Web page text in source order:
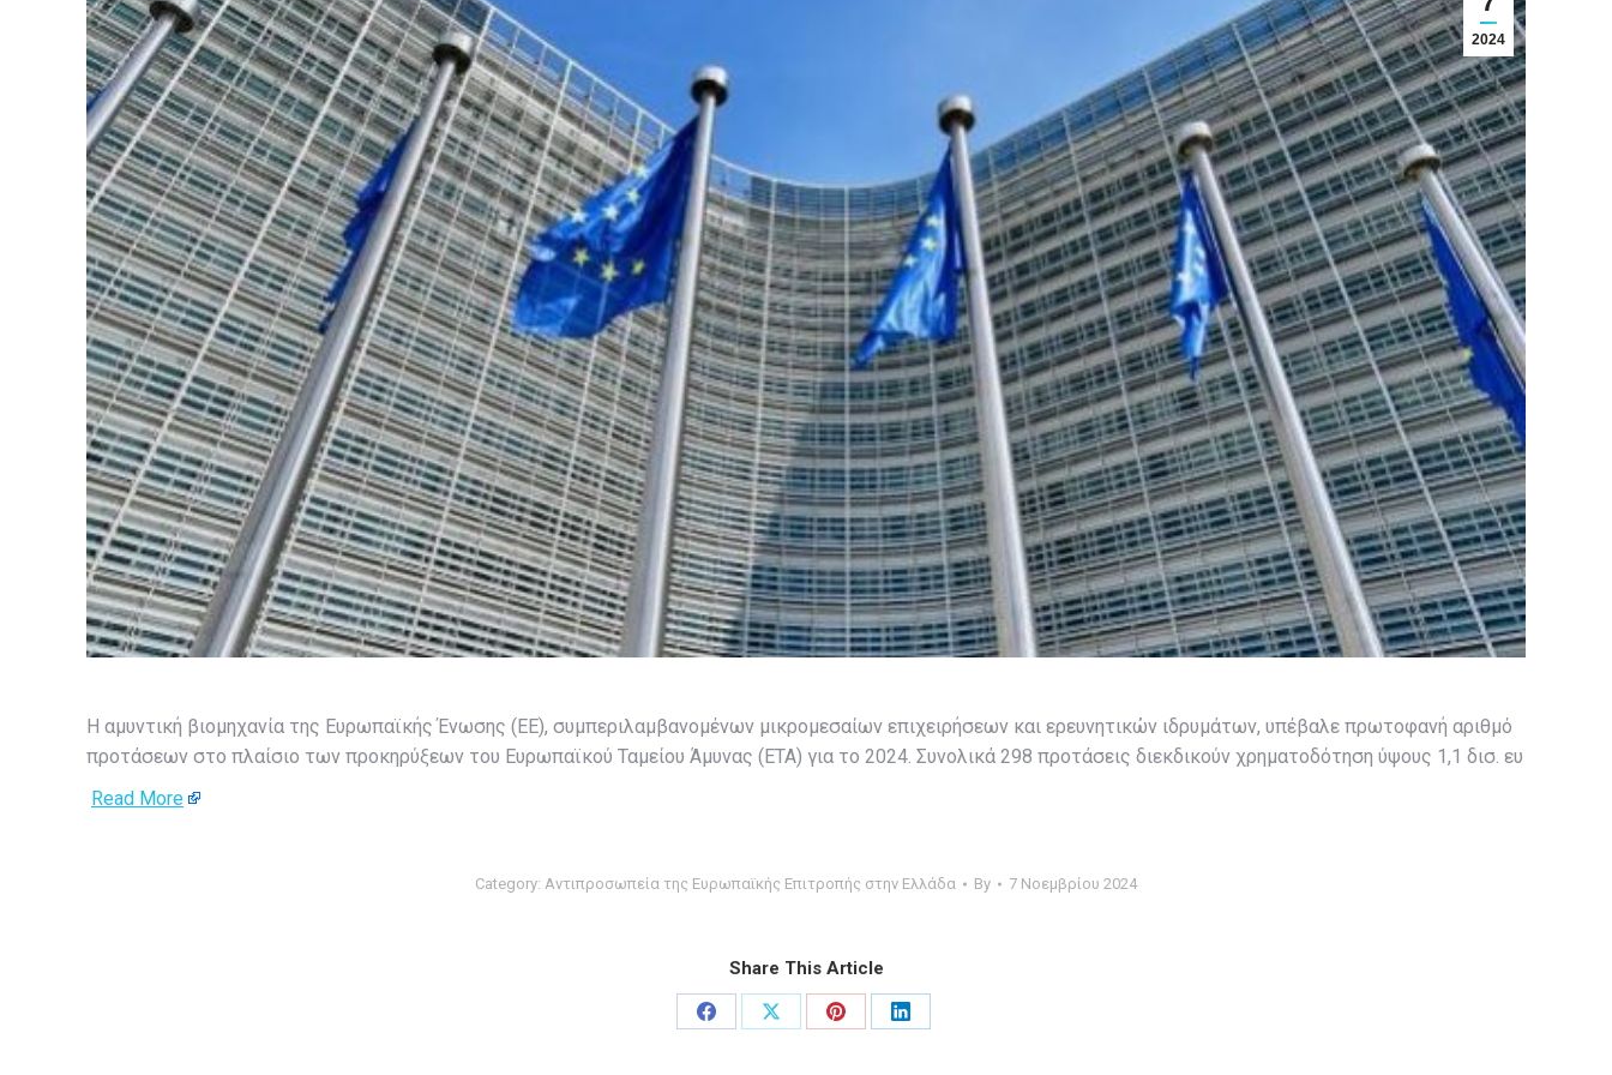
2024
Η αμυντική βιομηχανία της Ευρωπαϊκής Ένωσης (ΕΕ), συμπεριλαμβανομένων μικρομεσαίων επιχειρήσεων και ερευνητικών ιδρυμάτων, υπέβαλε πρωτοφανή αριθμό
προτάσεων στο πλαίσιο των προκηρύξεων του Ευρωπαϊκού Ταμείου Άμυνας (ΕΤΑ) για το 2024. Συνολικά 298 προτάσεις διεκδικούν χρηματοδότηση ύψους 1,1 δισ. ευ
Read More
Category: Αντιπροσωπεία της Ευρωπαϊκής Επιτροπής στην Ελλάδα By 7 Νοεμβρίου 2024
Share This Article
Share
Share
Share
Share